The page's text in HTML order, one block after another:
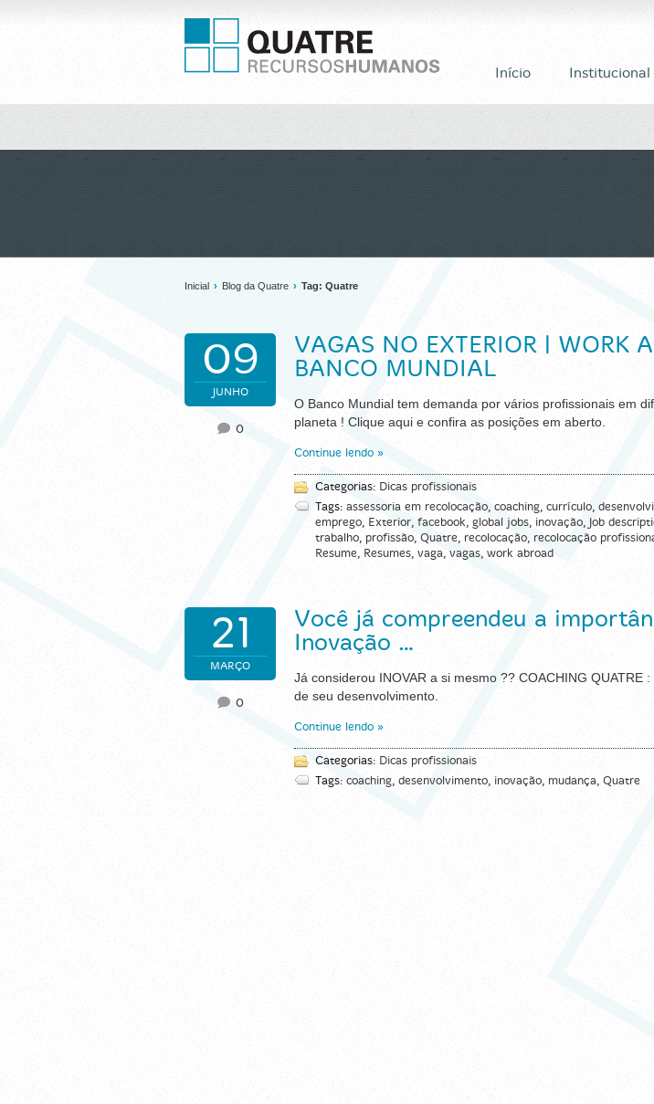
Início Institucional
Inicial › Blog da Quatre › Tag: Quatre
09
JUNHO
0
VAGAS NO EXTERIOR | WORK
BANCO MUNDIAL
O Banco Mundial tem demanda por vários profissionais em
planeta ! Clique aqui e confira as posições em aberto.
Continue lendo »
Categorias: Dicas profissionais
Tags: assessoria em recolocação, coaching, currículo,
emprego, Exterior, facebook, global jobs, inovação, Job
trabalho, profissão, Quatre, recolocação, recolocação
Resume, Resumes, vaga, vagas, work abroad
21
MARÇO
0
Você já compreendeu a
Inovação …
Já considerou INOVAR a si mesmo ?? COACHING QUATRE
de seu desenvolvimento.
Continue lendo »
Categorias: Dicas profissionais
Tags: coaching, desenvolvimento, inovação, mudança, Quatre